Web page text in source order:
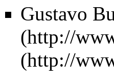
Gustavo